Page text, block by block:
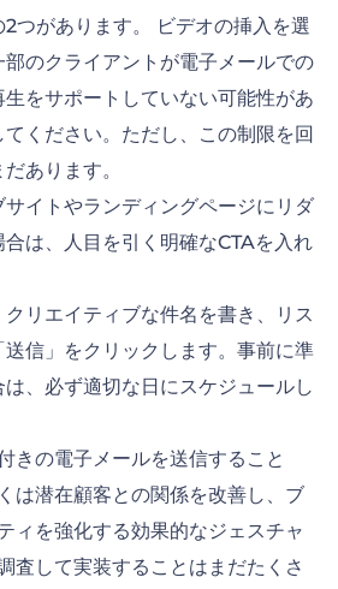
2つがあります。 ビデオの挿入を選
のクライアントが電子メールでの
生をサポートしていない可能性があ
てください。ただし、この制限を回
あります。
サイトやランディングページにリダ
は、人目を引く明確なCTAを入れ
リエイティブな件名を書き、リス
送信」をクリックします。事前に準
、必ず適切な日にスケジュールし
きの電子メールを送信すること
は潜在顧客との関係を改善し、ブ
ィを強化する効果的なジェスチャ
査して実装することはまだたくさ